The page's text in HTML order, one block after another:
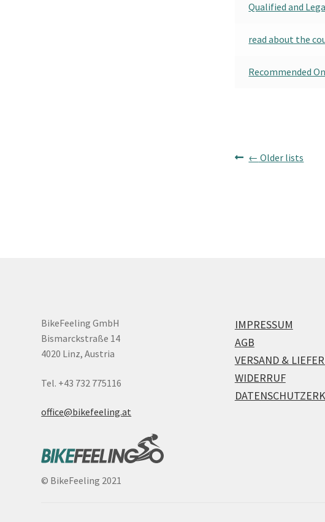
Qualified and
read about the
Recommended
← Older lists
BikeFeeling GmbH
Bismarckstraße 14
4020 Linz, Austria
Tel. +43 732 775116
office@bikefeeling.at
© BikeFeeling 2021
IMPRESSUM
AGB
VERSAND &
WIDERRUF